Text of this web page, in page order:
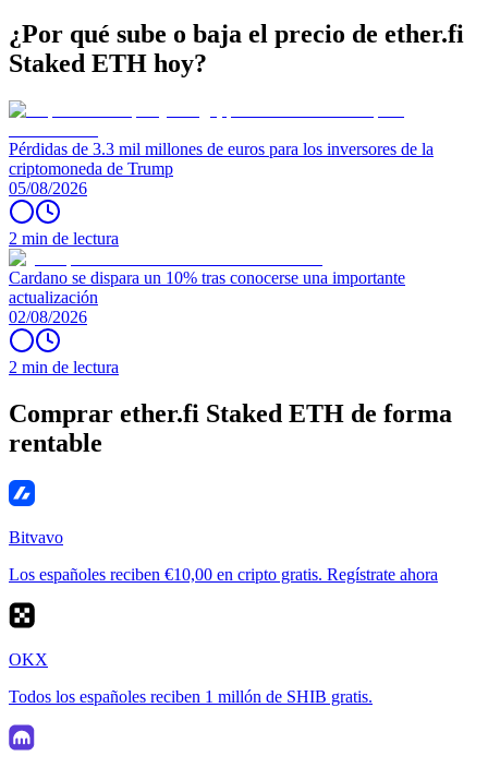
¿Por qué sube o baja el precio de ether.fi
Staked ETH hoy?
Pérdidas de 3.3 mil millones de euros para los inversores de la
criptomoneda de Trump
05/08/2026
2 min de lectura
Cardano se dispara un 10% tras conocerse una importante
actualización
02/08/2026
2 min de lectura
Comprar ether.fi Staked ETH de forma
rentable
Bitvavo
Los españoles reciben €10,00 en cripto gratis. Regístrate ahora
OKX
Todos los españoles reciben 1 millón de SHIB gratis.